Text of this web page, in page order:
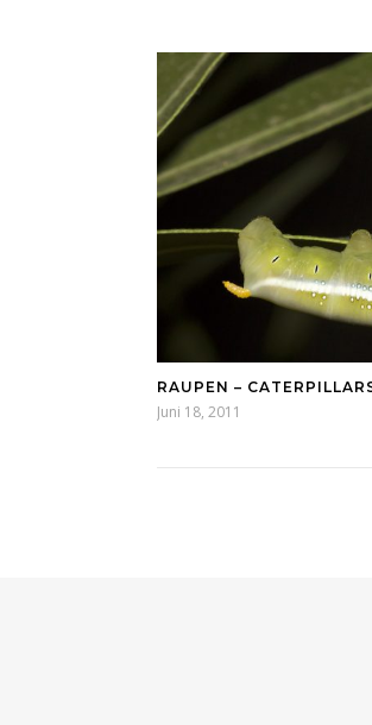
RAUPEN –
Juni 18, 2011